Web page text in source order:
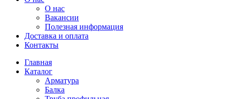
О нас
Вакансии
Полезная информация
Доставка и оплата
Контакты
Главная
Каталог
Арматура
Балка